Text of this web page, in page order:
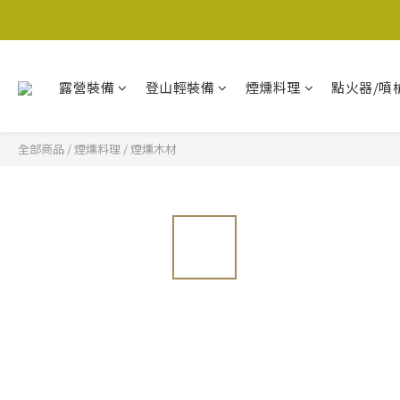
露營裝備 登山輕裝備 煙燻料理 點火器/噴
全部商品 /煙燻料理 /煙燻木材